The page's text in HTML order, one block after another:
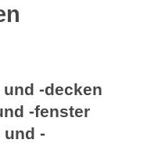
-decken
-fenster
und -